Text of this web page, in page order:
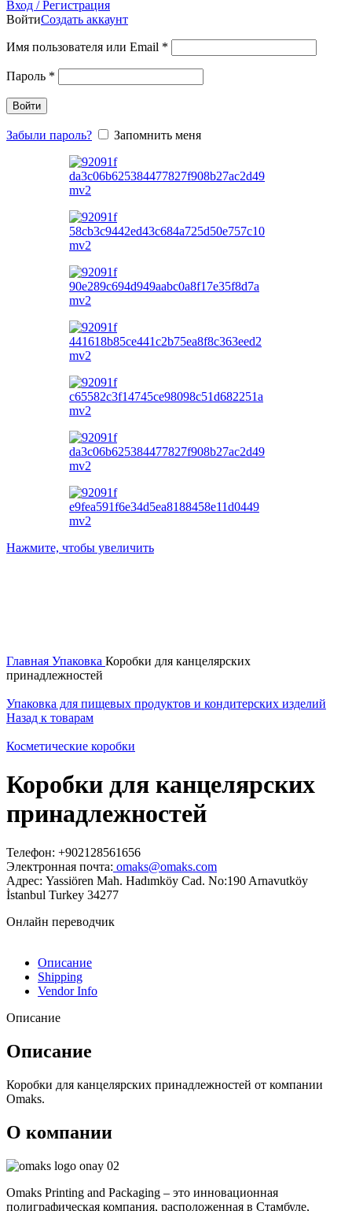
Вход / Регистрация
ВойтиСоздать аккаунт
Имя пользователя или Email *
Пароль *
Войти
Забыли пароль? Запомнить меня
Нажмите, чтобы увеличить
Главная Упаковка Коробки для канцелярских
принадлежностей
Упаковка для пищевых продуктов и кондитерских изделий
Назад к товарам
Косметические коробки
Коробки для канцелярских
принадлежностей
Телефон: +902128561656
Электронная почта: omaks@omaks.com
Адрес: Yassiören Mah. Hadımköy Cad. No:190 Arnavutköy
İstanbul Turkey 34277
Онлайн переводчик
Описание
Shipping
Vendor Info
Описание
Описание
Коробки для канцелярских принадлежностей от компании
Omaks.
О компании
Omaks Printing and Packaging – это инновационная
полиграфическая компания, расположенная в Стамбуле,